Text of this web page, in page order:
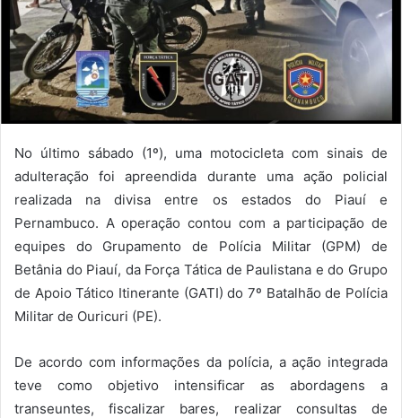
No último sábado (1º), uma motocicleta com sinais de
adulteração foi apreendida durante uma ação policial
realizada na divisa entre os estados do Piauí e
Pernambuco. A operação contou com a participação de
equipes do Grupamento de Polícia Militar (GPM) de
Betânia do Piauí, da Força Tática de Paulistana e do Grupo
de Apoio Tático Itinerante (GATI) do 7º Batalhão de Polícia
Militar de Ouricuri (PE).
De acordo com informações da polícia, a ação integrada
teve como objetivo intensificar as abordagens a
transeuntes, fiscalizar bares, realizar consultas de